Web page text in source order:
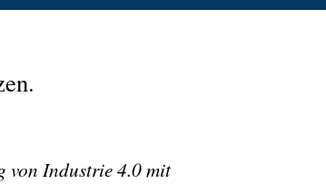
von Industrie 4.0 mit